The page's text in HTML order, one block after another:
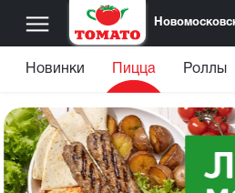
Новинки Пицца Роллы